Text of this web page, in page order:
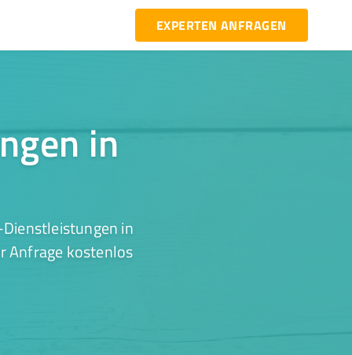
EXPERTEN ANFRAGEN
in
in
Anfrage kostenlos